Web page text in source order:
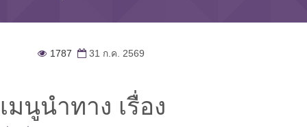
1787 31 ก.ค. 2569
เมนูนำทาง เรื่อง